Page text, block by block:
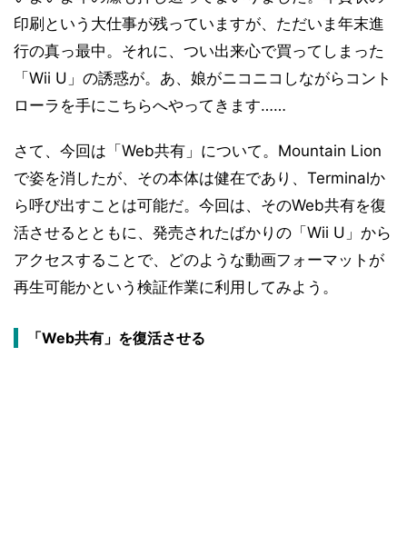
印刷という大仕事が残っていますが、ただいま年末進
行の真っ最中。それに、つい出来心で買ってしまった
「Wii U」の誘惑が。あ、娘がニコニコしながらコント
ローラを手にこちらへやってきます……
さて、今回は「Web共有」について。Mountain Lion
で姿を消したが、その本体は健在であり、Terminalか
ら呼び出すことは可能だ。今回は、そのWeb共有を復
活させるとともに、発売されたばかりの「Wii U」から
アクセスすることで、どのような動画フォーマットが
再生可能かという検証作業に利用してみよう。
「Web共有」を復活させる